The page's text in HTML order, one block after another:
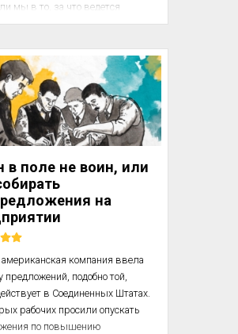
мы в то, за что ведется
человек в здравом уме и
памяти не собирается
конкуренцию», поскольку
последние следы
то устремления
сведутся к механическому
всплесками инициативы на
не менее никто не собирается
конкуре...
в поле не воин, или
на
компания ввела
предложений, подобно той,
в Соединенных Штатах.
рабочих просили опускать
по повышению